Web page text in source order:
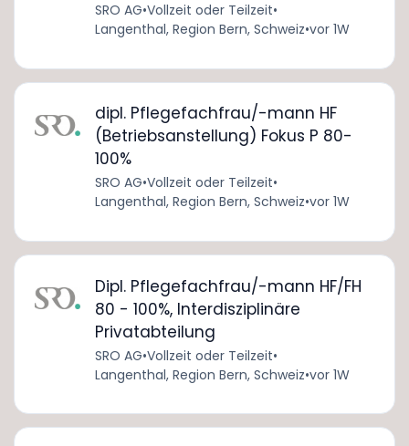
SRO AG•Vollzeit oder Teilzeit•
Langenthal, Region Bern, Schweiz•vor 1W
dipl. Pflegefachfrau/-mann HF
(Betriebsanstellung) Fokus P 80-
100%
SRO AG•Vollzeit oder Teilzeit•
Langenthal, Region Bern, Schweiz•vor 1W
Dipl. Pflegefachfrau/-mann HF/FH
80 - 100%, Interdisziplinäre
Privatabteilung
SRO AG•Vollzeit oder Teilzeit•
Langenthal, Region Bern, Schweiz•vor 1W